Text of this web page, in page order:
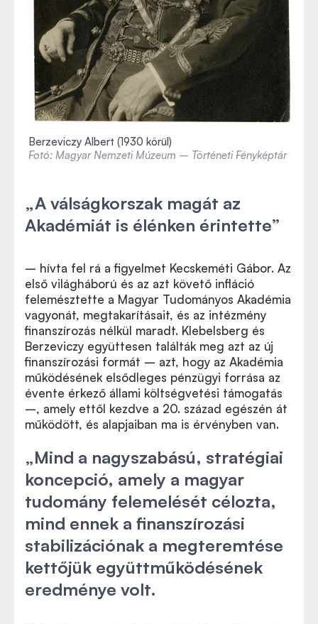
Berzeviczy Albert (1930 körül)
Fotó: Magyar Nemzeti Múzeum – Történeti Fényképtár
„A válságkorszak magát az
Akadémiát is élénken érintette”
– hívta fel rá a figyelmet Kecskeméti Gábor. Az
első világháború és az azt követő infláció
felemésztette a Magyar Tudományos Akadémia
vagyonát, megtakarításait, és az intézmény
finanszírozás nélkül maradt. Klebelsberg és
Berzeviczy együttesen találták meg azt az új
finanszírozási formát – azt, hogy az Akadémia
működésének elsődleges pénzügyi forrása az
évente érkező állami költségvetési támogatás
–, amely ettől kezdve a 20. század egészén át
működött, és alapjaiban ma is érvényben van.
„Mind a nagyszabású, stratégiai
koncepció, amely a magyar
tudomány felemelését célozta,
mind ennek a finanszírozási
stabilizációnak a megteremtése
kettőjük együttműködésének
eredménye volt.